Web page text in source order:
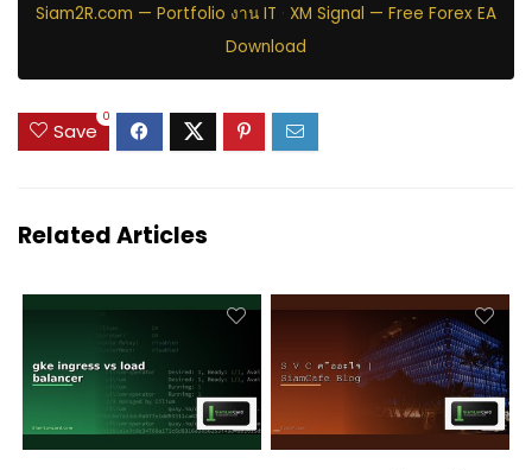
Siam2R.com — Portfolio งาน IT · XM Signal — Free Forex EA
Download
Save
0
Related Articles